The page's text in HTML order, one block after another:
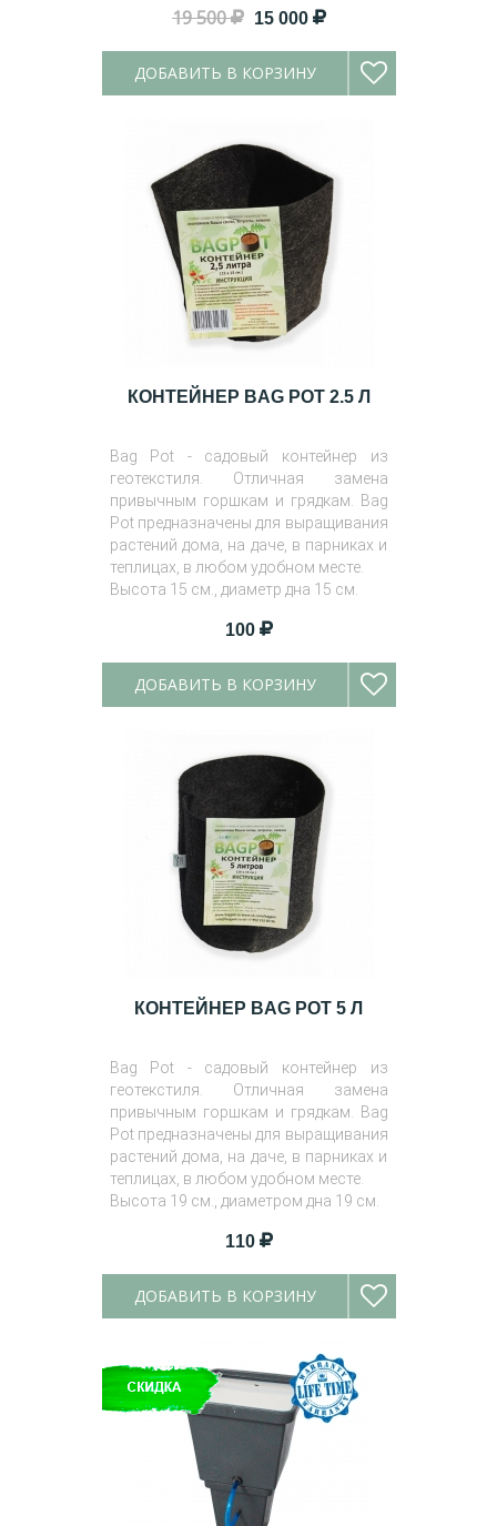
19 500 15 000
ДОБАВИТЬ В КОРЗИНУ
КОНТЕЙНЕР BAG POT 2.5 Л
Bag Pot - садовый контейнер из
геотекстиля. Отличная замена
привычным горшкам и грядкам. Bag
Pot предназначены для выращивания
растений дома, на даче, в парниках и
теплицах, в любом удобном месте.
Высота 15 см., диаметр дна 15 см.
100
ДОБАВИТЬ В КОРЗИНУ
КОНТЕЙНЕР BAG POT 5 Л
Bag Pot - садовый контейнер из
геотекстиля. Отличная замена
привычным горшкам и грядкам. Bag
Pot предназначены для выращивания
растений дома, на даче, в парниках и
теплицах, в любом удобном месте.
Высота 19 см., диаметром дна 19 см.
110
ДОБАВИТЬ В КОРЗИНУ